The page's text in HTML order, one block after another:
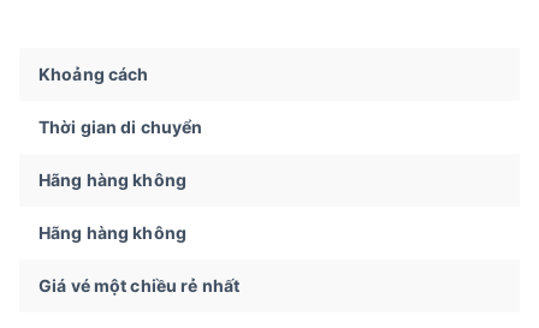
Khoảng cách
Thời gian di chuyển
Hãng hàng không
Hãng hàng không
Giá vé một chiều rẻ nhất